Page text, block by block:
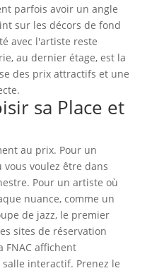
parfois avoir un angle
sur les décors de fond
avec l'artiste reste
au dernier étage, est la
des prix attractifs et une
sa Place et
au prix. Pour un
voulez être dans
Pour un artiste où
nuance, comme un
de jazz, le premier
sites de réservation
FNAC affichent
interactif. Prenez le